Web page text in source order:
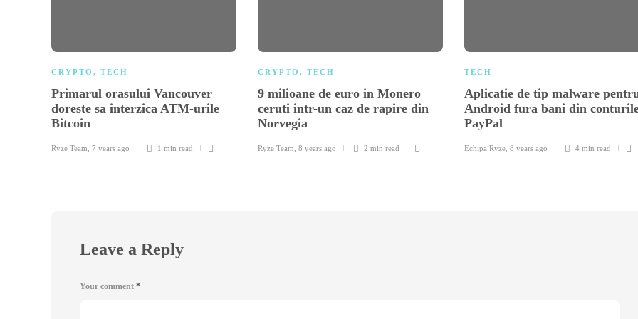
CRYPTO , TECH
Primarul orasului Vancouver
doreste sa interzica ATM-urile
Bitcoin
Ryze Team 7 years ago 1 min read
CRYPTO , TECH
9 milioane de euro in Monero
ceruti intr-un caz de rapire din
Norvegia
Ryze Team 8 years ago 2 min read
TECH
Aplicatie de tip malware
Android fura bani din
PayPal
Echipa Ryze 8 years ago 4 min read
Leave a Reply
Your comment *